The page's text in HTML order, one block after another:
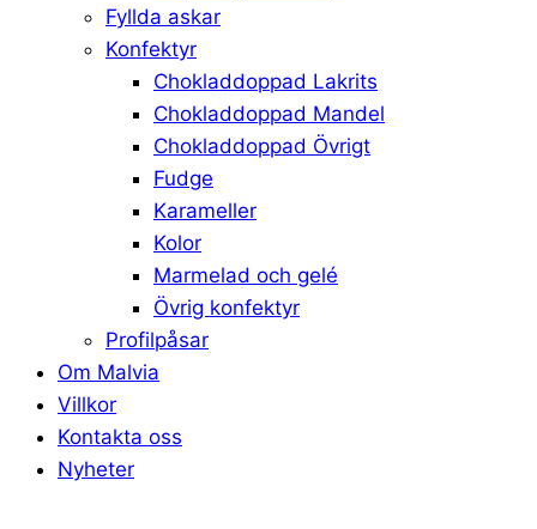
Fyllda askar
Konfektyr
Chokladdoppad Lakrits
Chokladdoppad Mandel
Chokladdoppad Övrigt
Fudge
Karameller
Kolor
Marmelad och gelé
Övrig konfektyr
Profilpåsar
Om Malvia
Villkor
Kontakta oss
Nyheter